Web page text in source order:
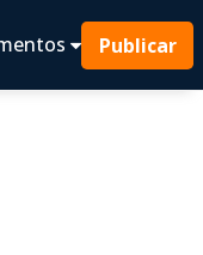
Publicar